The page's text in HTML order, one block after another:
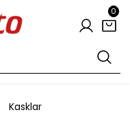
0
Kasklar